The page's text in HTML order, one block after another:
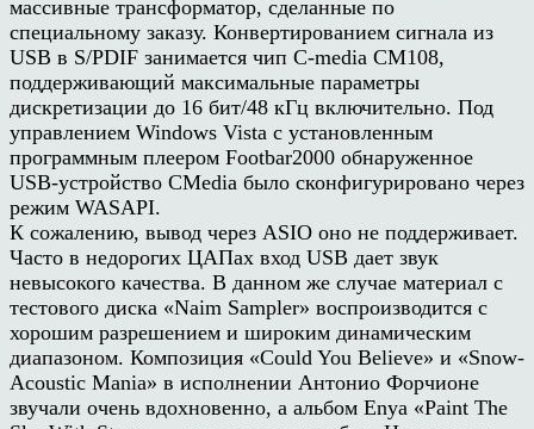
массивные трансформатор, сделанные по
специальному заказу. Конвертированием сигнала из
USB в S/PDIF занимается чип С-media CM108,
поддерживающий максимальные параметры
дискретизации до 16 бит/48 кГц включительно. Под
управлением Windows Vista с установленным
программным плеером Footbar2000 обнаруженное
USB-устройство CMedia было сконфигурировано через
режим WASAPI.
К сожалению, вывод через ASIO оно не поддерживает.
Часто в недорогих ЦАПах вход USB дает звук
невысокого качества. В данном же случае материал с
тестового диска «Naim Sampler» воспроизводится с
хорошим разрешением и широким динамическим
диапазоном. Композиция «Could You Believe» и «Snow-
Acoustic Mania» в исполнении Антонио Форчионе
звучали очень вдохновенно, а альбом Enya «Paint The